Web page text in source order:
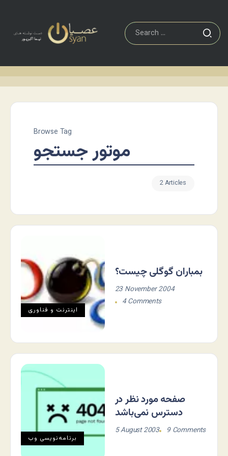
Browse Tag
موتور جستجو
2 Articles
اينترنت و فناوری
بمباران گوگلی چيست؟
23 November 2004
4 Comments
برنامه‌نويسی وب
صفحه مورد نظر در
دسترس نمی‌باشد
5 August 2003 9 Comments